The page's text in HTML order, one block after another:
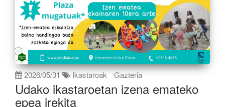
2026/05/31 Ikastaroak Gazteria
Udako ikastaroetan izena emateko
epea irekita